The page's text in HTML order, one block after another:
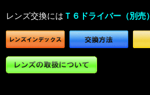
レンズ交換には Ｔ６ドライバー（別売）